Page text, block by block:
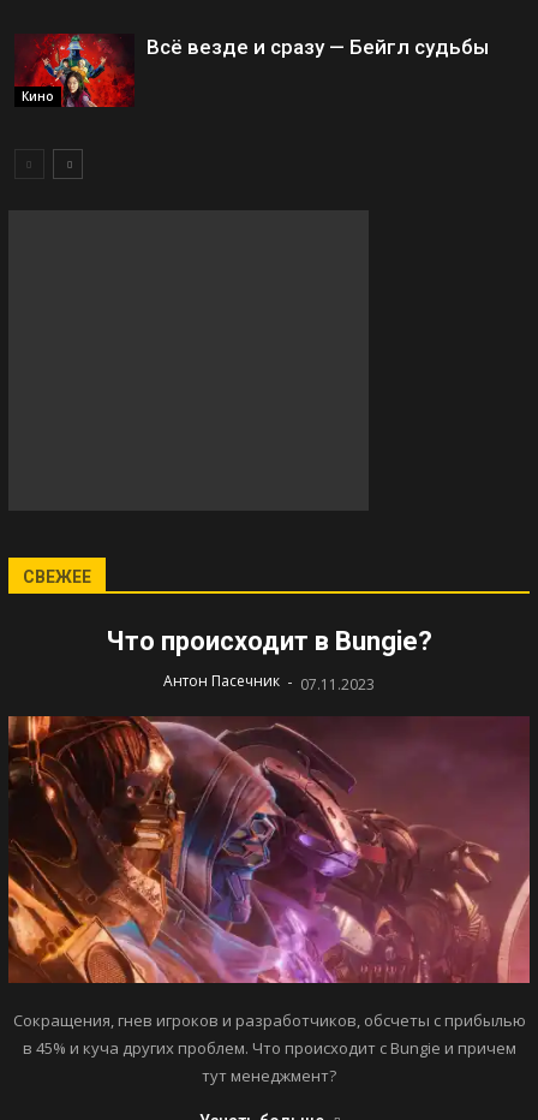
Кино
Всё везде и сразу — Бейгл судьбы
СВЕЖЕЕ
Что происходит в Bungie?
Антон Пасечник - 07.11.2023
Сокращения, гнев игроков и разработчиков, обсчеты с прибылью
в 45% и куча других проблем. Что происходит с Bungie и причем
тут менеджмент?